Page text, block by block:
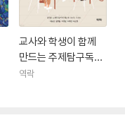
교사와 학생이 함께
만드는 주제탐구독서
수업
역락